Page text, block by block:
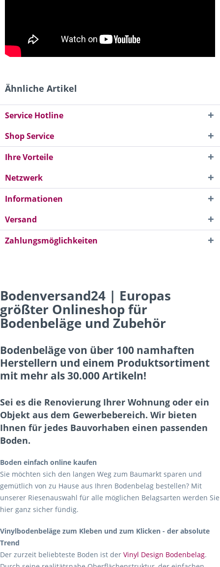
Ähnliche Artikel
Service Hotline
Shop Service
Ihre Vorteile
Netzwerk
Informationen
Versand
Zahlungsmöglichkeiten
Bodenversand24 | Europas
größter Onlineshop für
Bodenbeläge und Zubehör
Bodenbeläge von über 100 namhaften
Herstellern und einem Produktsortiment
mit mehr als 30.000 Artikeln!
Sei es die Renovierung Ihrer Wohnung oder ein
Objekt aus dem Gewerbebereich. Wir bieten
Ihnen für jedes Bauvorhaben einen passenden
Boden.
Boden einfach online kaufen
Sie möchten sich den langen Weg zum Baumarkt sparen und
gemütlich von zu Hause aus Ihren Bodenbelag bestellen? Mit
unserer Riesenauswahl für alle möglichen Belagsarten werden Sie
hier ganz sicher fündig.
Vinylbodenbeläge zum Kleben und zum Klicken - der absolute
Trend
Der zurzeit beliebteste Boden ist der Vinyl Design Bodenbelag.